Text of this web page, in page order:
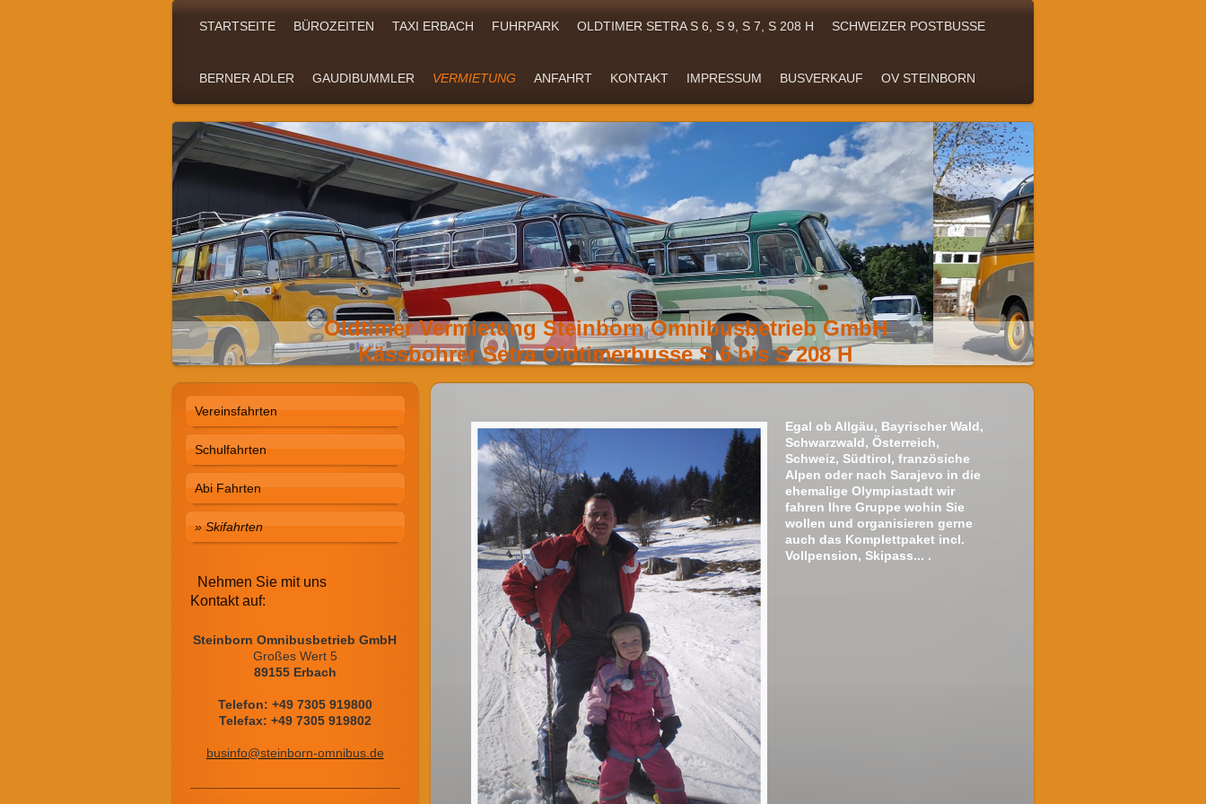
STARTSEITE BÜROZEITEN TAXI ERBACH FUHRPARK OLDTIMER SETRA S 6, S 9, S 7, S 208 H SCHWEIZER POSTBUSSE
BERNER ADLER GAUDIBUMMLER VERMIETUNG ANFAHRT KONTAKT IMPRESSUM BUSVERKAUF OV STEINBORN
Oldtimer Vermietung Steinborn Omnibusbetrieb GmbH
Kässbohrer Setra Oldtimerbusse S 6 bis S 208 H
Egal ob Allgäu, Bayrischer Wald,
Schwarzwald, Österreich,
Schweiz, Südtirol, französiche
Alpen oder nach Sarajevo in die
ehemalige Olympiastadt wir
fahren Ihre Gruppe wohin Sie
wollen und organisieren gerne
auch das Komplettpaket incl.
Vollpension, Skipass... .
Vereinsfahrten
Schulfahrten
Abi Fahrten
Skifahrten
Nehmen Sie mit uns
Kontakt auf:
Steinborn Omnibusbetrieb GmbH
Großes Wert 5
89155 Erbach
Telefon: +49 7305 919800
Telefax: +49 7305 919802
businfo@steinborn-omnibus.de